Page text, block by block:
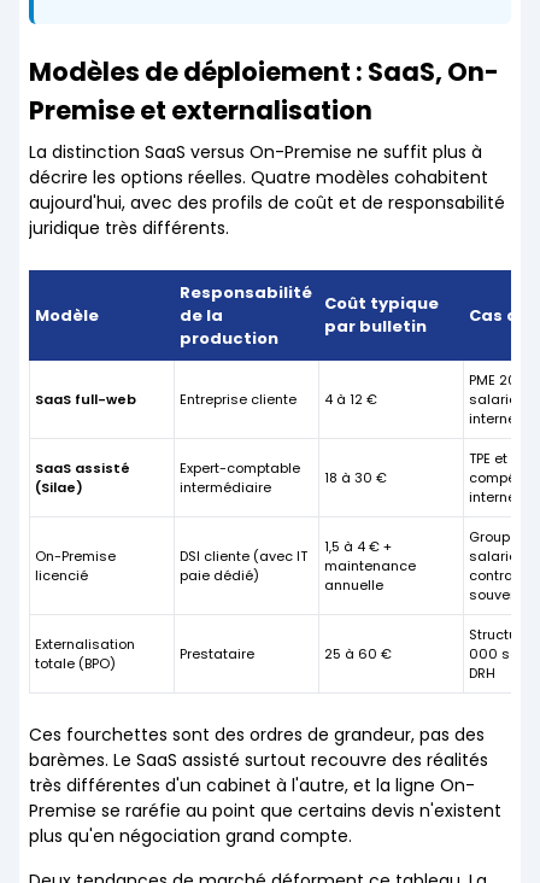
Modèles de déploiement : SaaS, On-
Premise et externalisation
La distinction SaaS versus On-Premise ne suffit plus à
décrire les options réelles. Quatre modèles cohabitent
aujourd'hui, avec des profils de coût et de responsabilité
juridique très différents.
Modèle
Responsabilité
de la
production
Coût typique
par bulletin
Cas
SaaS full-web Entreprise cliente 4 à 12 €
PME 20-
salariés
interne
SaaS assisté
(Silae)
Expert-comptable
intermédiaire
18 à 30 €
TPE et
interne
On-Premise
licencié
DSI cliente (avec IT
paie dédié)
1,5 à 4 € +
maintenance
annuelle
Groupes
salariés,
Externalisation
totale (BPO)
Prestataire 25 à 60 €
000
DRH
Ces fourchettes sont des ordres de grandeur, pas des
barèmes. Le SaaS assisté surtout recouvre des réalités
très différentes d'un cabinet à l'autre, et la ligne On-
Premise se raréfie au point que certains devis n'existent
plus qu'en négociation grand compte.